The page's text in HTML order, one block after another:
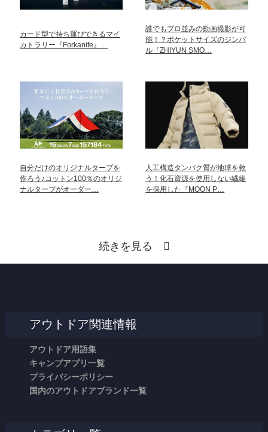
カード型で持ち運びできるマイ
カトラリー『Forkanife』…
誰でもプロ並みの動画撮影が可
能！？ポケットサイズのジンバ
ル『ZHIYUN SMO…
自分だけのオリジナルタープを
作ろう♪コットン100％のオリジ
ナルタープがオーダー…
人工構造タンパク質が地球を救
う！化石資源を使用しない繊維
を採用した『MOON P…
続きを見る
アウトドア関連情報
アウトドア用語集
キャンプアプリ一覧
プライバシーポリシー
国内のアウトドアブランド一覧